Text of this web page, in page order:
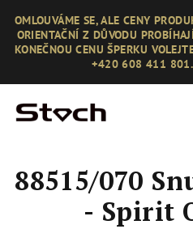
obsah
OMLOUVÁME SE, ALE CENY
ORIENTAČNÍ Z DŮVODU
KONEČNOU CENU ŠPERKU
+420 608 411 801.
88515/070
- Spirit